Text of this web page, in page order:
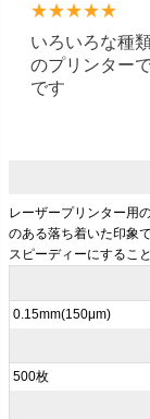
★★★★★
いろいろな種
のプリンター
です
レーザープリンター用
のある落ち着いた印象
スピーディーにするこ
0.15mm(150μm)
500枚